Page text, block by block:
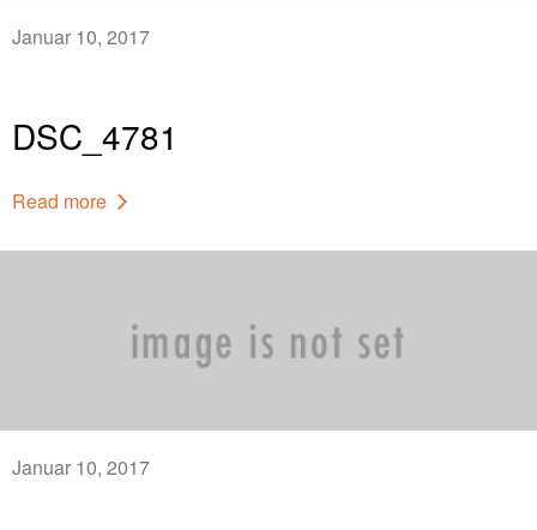
Januar 10, 2017
DSC_4781
Read more
Januar 10, 2017